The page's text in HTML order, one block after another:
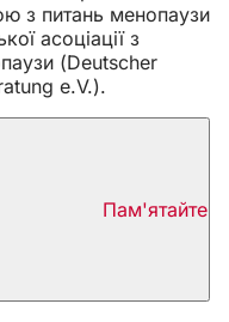
з питань менопаузи
асоціації з
(Deutscher
e.V.).
Пам'ятайте